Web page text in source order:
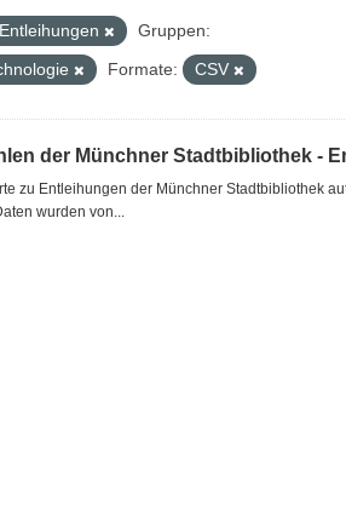
Entleihungen
Gruppen:
Formate: CSV
der Münchner Stadtbibliothek -
zu Entleihungen der Münchner Stadtbibliothek
wurden von...